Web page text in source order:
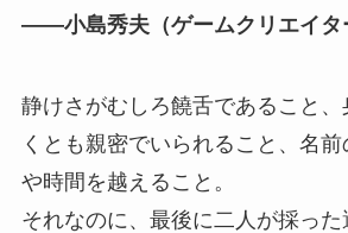
――小島秀夫（ゲームクリエイタ
静けさがむしろ饒舌であること
くとも親密でいられること、名
や時間を越えること。
それなのに、最後に二人が採っ